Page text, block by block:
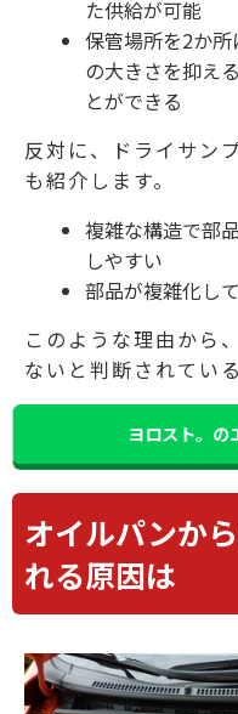
た供給が可能
保管場所を2か
の大きさを抑え
とができる
反対に、ドライサン
も紹介します。
複雑な構造で部
しやすい
部品が複雑化し
このような理由から
ないと判断されてい
ヨロスト。の
オイルパンか
れる原因は